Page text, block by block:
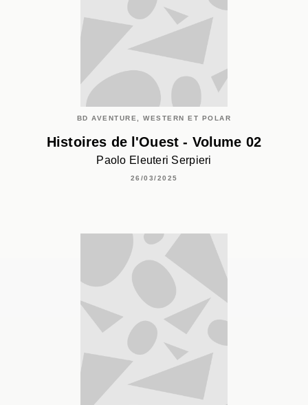
BD AVENTURE, WESTERN ET POLAR
Histoires de l'Ouest - Volume 02
Paolo Eleuteri Serpieri
26/03/2025